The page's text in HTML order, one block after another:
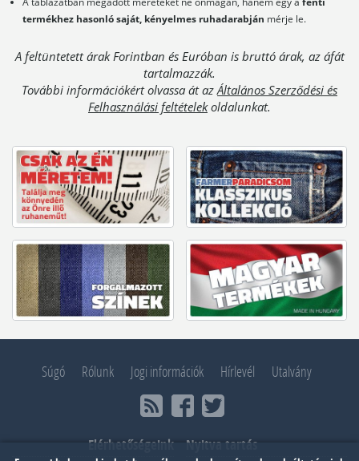
termékhez hasonló saját, kényelmes ruhadarabján mérje le.
A feltüntetett árak Forintban és Euróban is bruttó árak, az áfát
tartalmazzák.
További információkért olvassa át azÁltalános Szerződési és
Felhasználási feltételekoldalunkat.
Súgó Rólunk Jogi információk Hírlevél Utalvány
Elérhetőségeink Nyitva tartás